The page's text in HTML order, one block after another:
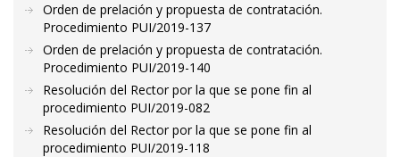
Orden de prelación y propuesta de contratación.
Procedimiento PUI/2019-137
Orden de prelación y propuesta de contratación.
Procedimiento PUI/2019-140
Resolución del Rector por la que se pone fin al
procedimiento PUI/2019-082
Resolución del Rector por la que se pone fin al
procedimiento PUI/2019-118